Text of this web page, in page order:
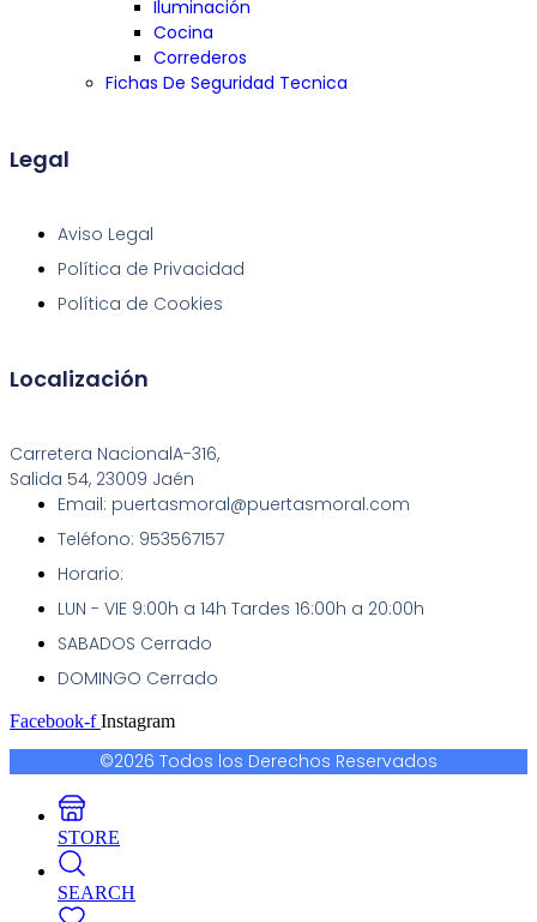
Iluminación
Cocina
Correderos
Fichas De Seguridad Tecnica
Legal
Aviso Legal
Política de Privacidad
Política de Cookies
Localización
Carretera NacionalA-316,
Salida 54, 23009 Jaén
Email: puertasmoral@puertasmoral.com
Teléfono: 953567157
Horario:
LUN - VIE 9:00h a 14h Tardes 16:00h a 20:00h
SABADOS Cerrado
DOMINGO Cerrado
Facebook-f Instagram
©2026 Todos los Derechos Reservados
STORE
SEARCH